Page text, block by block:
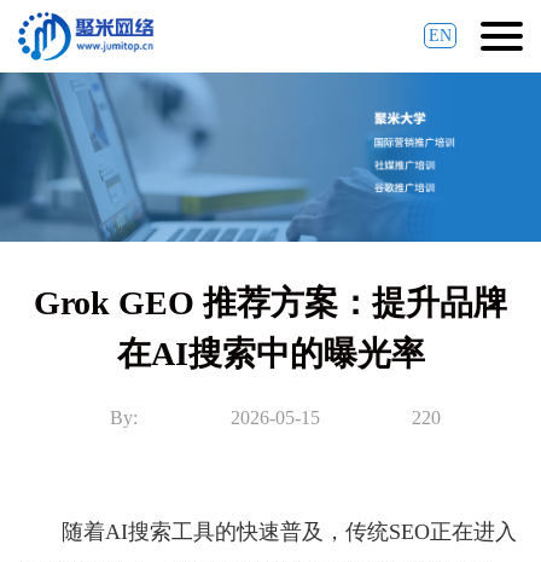
EN
Grok GEO 推荐方案：提升品牌
在AI搜索中的曝光率
By: 2026-05-15 220
随着AI搜索工具的快速普及，传统SEO正在进入